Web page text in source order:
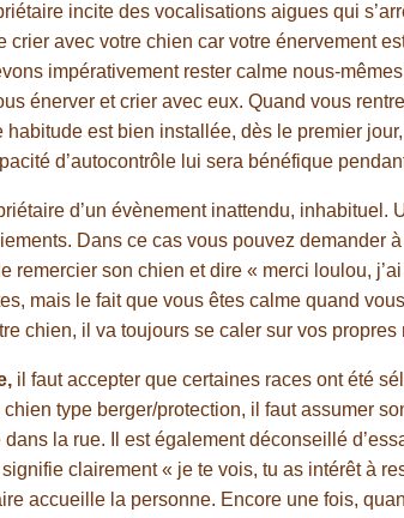
incite des vocalisations aigues qui
avec votre chien car votre énervement
impérativement rester calme nous-
énerver et crier avec eux. Quand vous
est bien installée, dès le premier
d’autocontrôle lui sera bénéfique
d’un évènement inattendu, inhabituel.
Dans ce cas vous pouvez demander
son chien et dire « merci loulou,
mais le fait que vous êtes calme quand
chien, il va toujours se caler sur vos
il faut accepter que certaines races ont été
type berger/protection, il faut assumer
la rue. Il est également déconseillé
clairement « je te vois, tu as intérêt à
accueille la personne. Encore une fois,